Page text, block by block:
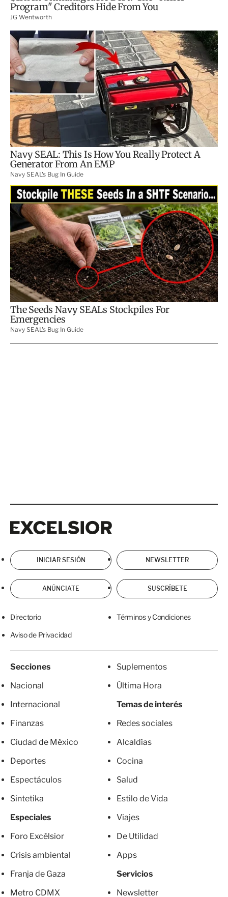
INICIAR SESIÓN NEWSLETTER
ANÚNCIATE SUSCRÍBETE
Directorio Términos y Condiciones
Aviso de Privacidad
Secciones
Nacional
Internacional
Finanzas
Ciudad de México
Deportes
Espectáculos
Sintetika
Especiales
Foro Excélsior
Crisis ambiental
Franja de Gaza
Metro CDMX
Suplementos
Última Hora
Temas de interés
Redes sociales
Alcaldías
Cocina
Salud
Estilo de Vida
Viajes
De Utilidad
Apps
Servicios
Newsletter